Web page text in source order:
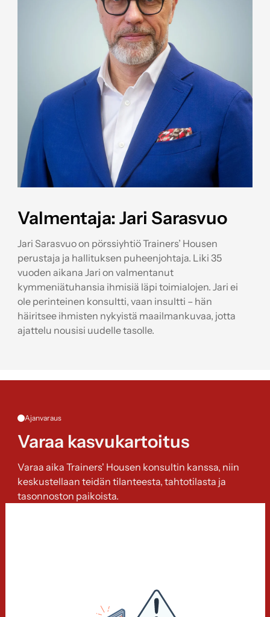
Valmentaja: Jari Sarasvuo
Jari Sarasvuo on pörssiyhtiö Trainers’ Housen
perustaja ja hallituksen puheenjohtaja. Liki 35
vuoden aikana Jari on valmentanut
kymmeniätuhansia ihmisiä läpi toimialojen. Jari ei
ole perinteinen konsultti, vaan insultti – hän
häiritsee ihmisten nykyistä maailmankuvaa, jotta
ajattelu nousisi uudelle tasolle.
Ajanvaraus
Varaa kasvukartoitus
Varaa aika Trainers' Housen konsultin kanssa, niin
keskustellaan teidän tilanteesta, tahtotilasta ja
tasonnoston paikoista.